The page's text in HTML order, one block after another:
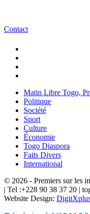
Contact
Matin Libre Togo,
Politique
Société
Sport
Culture
Économie
Togo Diaspora
Faits Divers
International
© 2026 - Premiers sur les
| Tel :+228 90 38 37 20 |
Website Design: